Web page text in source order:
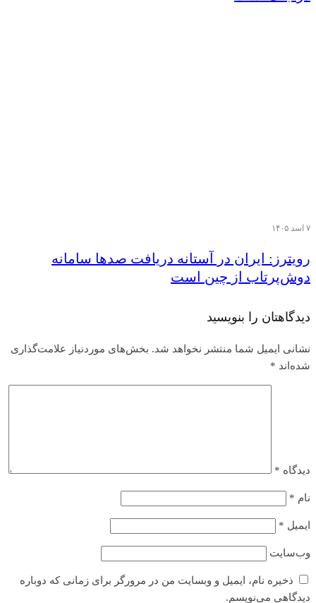
۷ اسد ۱۴۰۵
رویترز: ایران در آستانه دریافت صدها سامانه
دوش‌پرتاب از چین است
دیدگاهتان را بنویسید
نشانی ایمیل شما منتشر نخواهد شد. بخش‌های موردنیاز علامت‌گذاری
شده‌اند *
دیدگاه *
نام *
ایمیل *
وب‌سایت
ذخیره نام، ایمیل و وبسایت من در مرورگر برای زمانی که دوباره
دیدگاهی می‌نویسم.